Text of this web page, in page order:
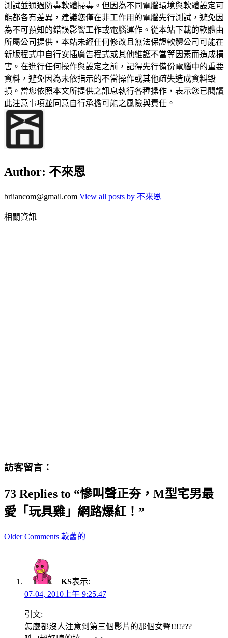
測試並通過防毒軟體掃毒。但因為不同電腦環境與軟體設定可
能都各有差異，建議您僅在非工作用的電腦先行測試，避免因
為不可預知的錯誤影響工作或電腦運作。從本站下載的軟體由
所屬公司提供，本站未經任何修改且無法保證軟體公司可能在
新版程式中自行安插廣告程式或其他維護不當等因素而造成損
害。在進行任何操作與設定之前，記得先行備份電腦中的重要
資料，避免因為未依指示的不當操作或其他疏失造成資料毀
損。當您依照本文所提供之訊息執行各種操作，表示您已閱讀
此注意事項並同意自行承擔可能之風險與責任。
Author: 不來恩
briiancom@gmail.com View all posts by 不來恩
相關資訊
訪客留言：
73 Replies to “慘叫聲正夯，M型宅男最
愛「玩具雞」網路爆紅！”
Comment
Older Comments 較舊的
KS表示:
07-04, 2010上午 9:25.47
引文:
怎麼都沒人注意到第三個影片的那個女聲!!!!???